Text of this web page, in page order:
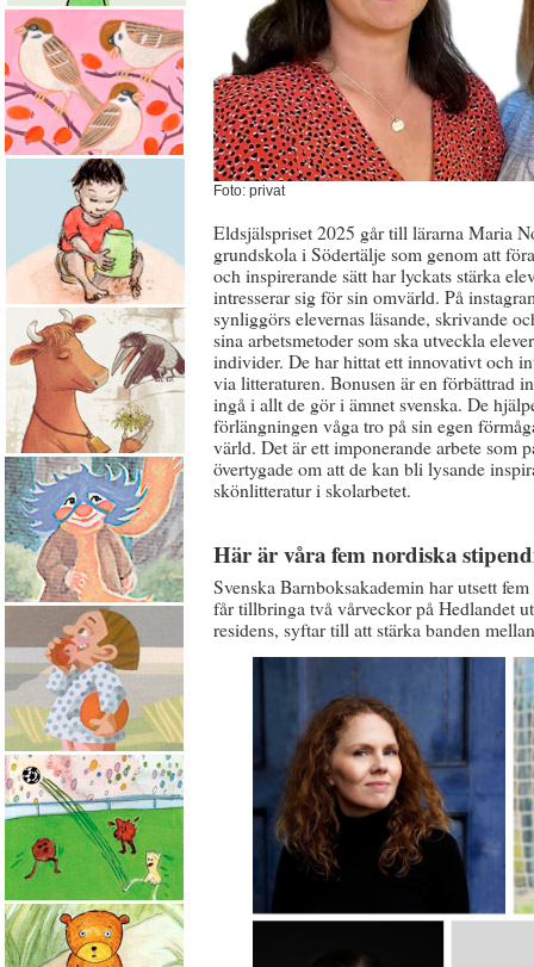
Foto: privat
Eldsjälspriset 2025 går till lärarna Maria
grundskola i Södertälje som genom att
och inspirerande sätt har lyckats stärka
intresserar sig för sin omvärld. På
synliggörs elevernas läsande, skrivande
sina arbetsmetoder som ska utveckla
individer. De har hittat ett innovativt och
via litteraturen. Bonusen är en förbättrad
ingå i allt de gör i ämnet svenska. De
förlängningen våga tro på sin egen
värld. Det är ett imponerande arbete som
övertygade om att de kan bli lysande
skönlitteratur i skolarbetet.
Här är våra fem nordiska
Svenska Barnboksakademin har utsett
får tillbringa två vårveckor på Hedlandet
residens, syftar till att stärka banden